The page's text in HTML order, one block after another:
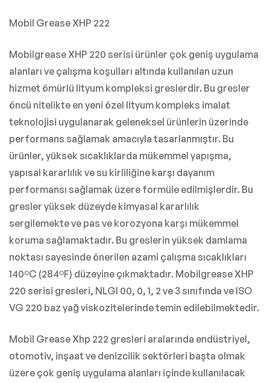
Mobil Grease XHP 222
Mobilgrease XHP 220 serisi ürünler çok geniş uygulama
alanları ve çalışma koşulları altında kullanılan uzun
hizmet ömürlü lityum kompleksi greslerdir. Bu gresler
öncü nitelikte en yeni özel lityum kompleks imalat
teknolojisi uygulanarak geleneksel ürünlerin üzerinde
performans sağlamak amacıyla tasarlanmıştır. Bu
ürünler, yüksek sıcaklıklarda mükemmel yapışma,
yapısal kararlılık ve su kirliliğine karşı dayanım
performansı sağlamak üzere formüle edilmişlerdir. Bu
gresler yüksek düzeyde kimyasal kararlılık
sergilemekte ve pas ve korozyona karşı mükemmel
koruma sağlamaktadır. Bu greslerin yüksek damlama
noktası sayesinde önerilen azami çalışma sıcaklıkları
140ºC (284ºF) düzeyine çıkmaktadır. Mobilgrease XHP
220 serisi gresleri, NLGI 00, 0, 1, 2 ve 3 sınıfında ve ISO
VG 220 baz yağ viskozitelerinde temin edilebilmektedir.
Mobil Grease Xhp 222 gresleri aralarında endüstriyel,
otomotiv, inşaat ve denizcilik sektörleri başta olmak
üzere çok geniş uygulama alanları içinde kullanılacak